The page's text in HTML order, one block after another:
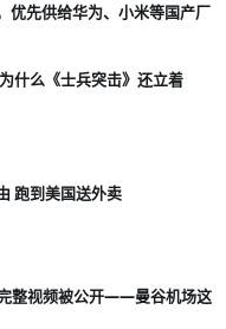
优先供给华为、小米等国产厂
什么《士兵突击》还立着
跑到美国送外卖
整视频被公开——曼谷机场这